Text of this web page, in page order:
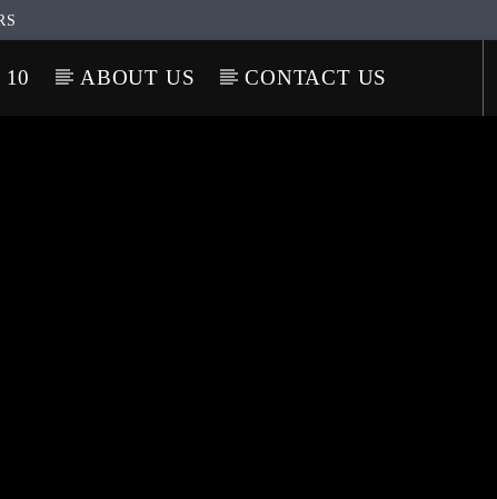
10 ABOUT US CONTACT US